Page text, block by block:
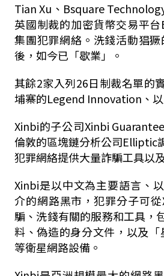
Tian Xu、Bsquare
英國制裁的加密貨幣交易平台
集團犯罪網絡。洗錢活動猖獗
後，如今已「歇業」。
其餘2家入列26日制裁名單的
埔寨的Legend Innovation、
Xinbi的子公司Xinbi
倫敦的區塊鏈分析公司Elliptic
犯罪網絡提供大量詐騙工具以
Xinbi是以中文為主要語言、
介的網路黑市，犯罪分子可
騙、洗錢有關的服務和工具，
料、偽造的身分文件，以及「
等衛星網路設備。